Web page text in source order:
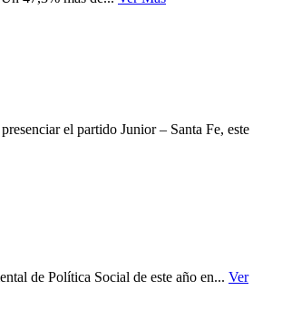
el partido Junior – Santa Fe, este
de Política Social de este año en... Ver